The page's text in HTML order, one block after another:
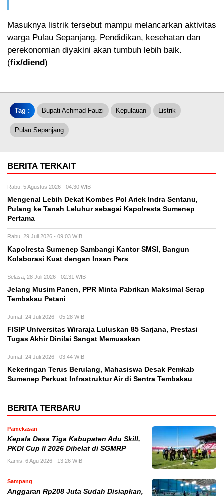
Masuknya listrik tersebut mampu melancarkan aktivitas
warga Pulau Sepanjang. Pendidikan, kesehatan dan
perekonomian diyakini akan tumbuh lebih baik.
(fix/diend)
Tag : Bupati Achmad Fauzi Kepulauan Listrik
Pulau Sepanjang
BERITA TERKAIT
Rabu, 5 Agustus 2026 - 04:30 WIB
Mengenal Lebih Dekat Kombes Pol Ariek Indra Sentanu,
Pulang ke Tanah Leluhur sebagai Kapolresta Sumenep
Pertama
Rabu, 29 Juli 2026 - 09:03 WIB
Kapolresta Sumenep Sambangi Kantor SMSI, Bangun
Kolaborasi Kuat dengan Insan Pers
Selasa, 28 Juli 2026 - 02:31 WIB
Jelang Musim Panen, PPR Minta Pabrikan Maksimal Serap
Tembakau Petani
Jumat, 24 Juli 2026 - 05:28 WIB
FISIP Universitas Wiraraja Luluskan 85 Sarjana, Prestasi
Tugas Akhir Dinilai Sangat Memuaskan
Jumat, 24 Juli 2026 - 03:44 WIB
Kekeringan Terus Berulang, Mahasiswa Desak Pemkab
Sumenep Perkuat Infrastruktur Air di Sentra Tembakau
BERITA TERBARU
Pamekasan
Kepala Desa Tiga Kabupaten Adu Skill,
PKDI Cup II 2026 Dihelat di SGMRP
Kamis, 6 Agu 2026 - 13:26 WIB
Sampang
Anggaran Rp208 Juta Sudah Disiapkan,